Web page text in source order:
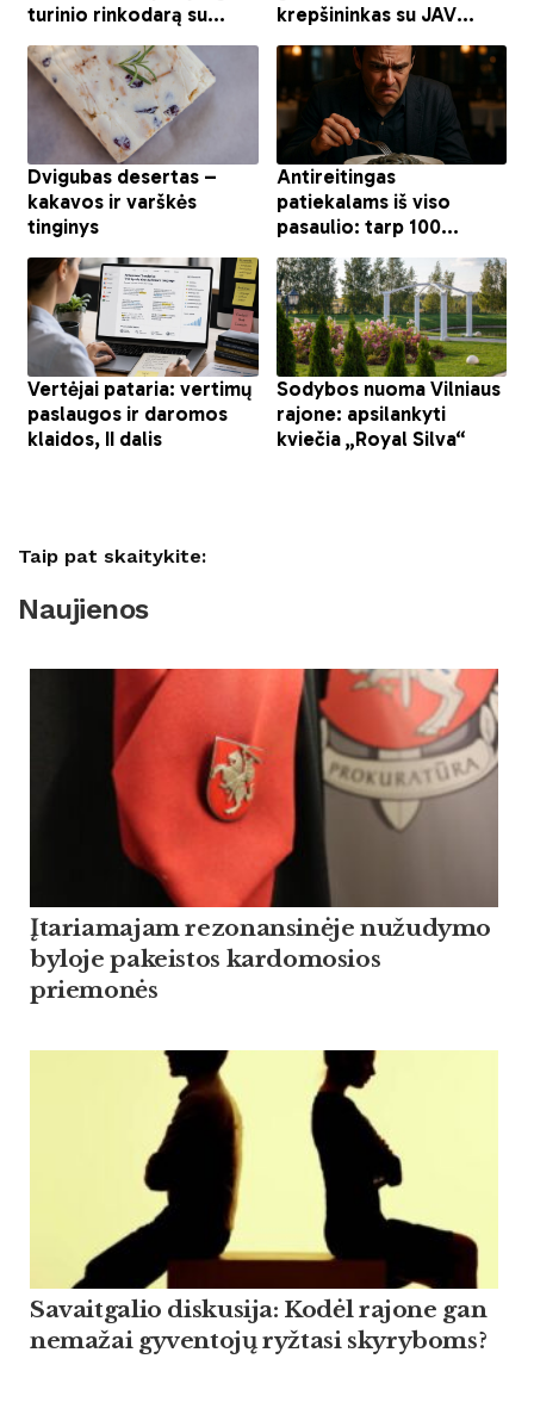
Taip pat skaitykite:
Naujienos
Įtariamajam rezonansinėje nužudymo
byloje pakeistos kardomosios
priemonės
Savaitgalio diskusija: Kodėl rajone gan
nemažai gyventojų ryžtasi skyryboms?